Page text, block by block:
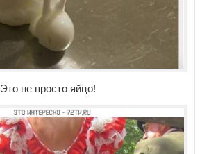
Это не просто яйцо!